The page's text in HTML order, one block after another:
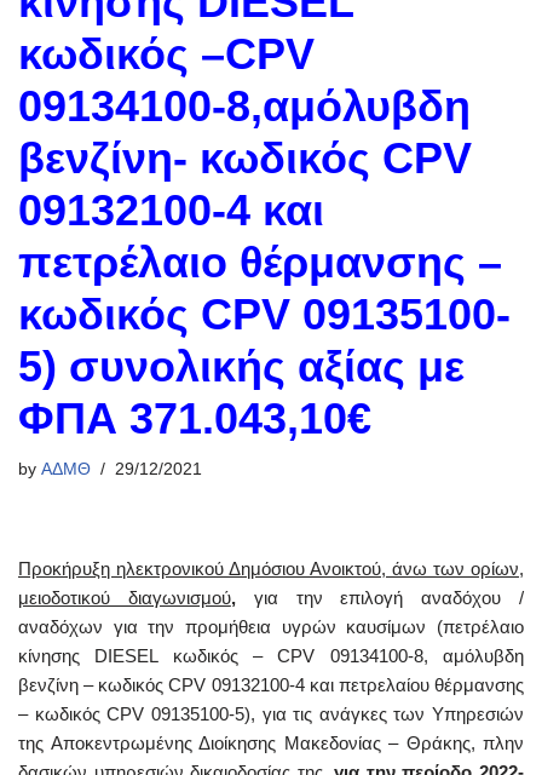
κωδικός –CPV
09134100-8,αμόλυβδη
βενζίνη- κωδικός CPV
09132100-4 και
πετρέλαιο θέρμανσης –
κωδικός CPV 09135100-
5) συνολικής αξίας με
ΦΠΑ 371.043,10€
by ΑΔΜΘ 29/12/2021
Προκήρυξη ηλεκτρονικού Δημόσιου Ανοικτού, άνω των ορίων,
μειοδοτικού διαγωνισμού,για την επιλογή αναδόχου /
αναδόχων για την προμήθεια υγρών καυσίμων (πετρέλαιο
κίνησης DIESEL κωδικός – CPV 09134100-8, αμόλυβδη
βενζίνη – κωδικός CPV 09132100-4 και πετρελαίου θέρμανσης
– κωδικός CPV 09135100-5), για τις ανάγκες των Υπηρεσιών
της Αποκεντρωμένης Διοίκησης Μακεδονίας – Θράκης, πλην